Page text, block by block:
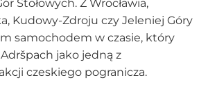
Stołowych. Z Wrocławia,
Kudowy-Zdroju czy Jeleniej Góry
samochodem w czasie, który
jako jedną z
czeskiego pogranicza.